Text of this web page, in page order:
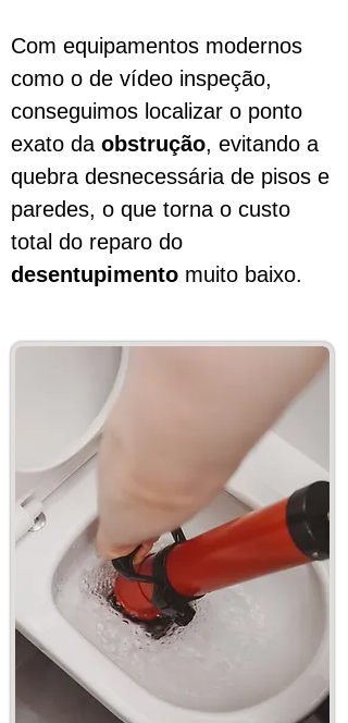
Com equipamentos modernos
como o de vídeo inspeção,
conseguimos localizar o ponto
exato da obstrução, evitando a
quebra desnecessária de pisos e
paredes, o que torna o custo
total do reparo do
desentupimento muito baixo.